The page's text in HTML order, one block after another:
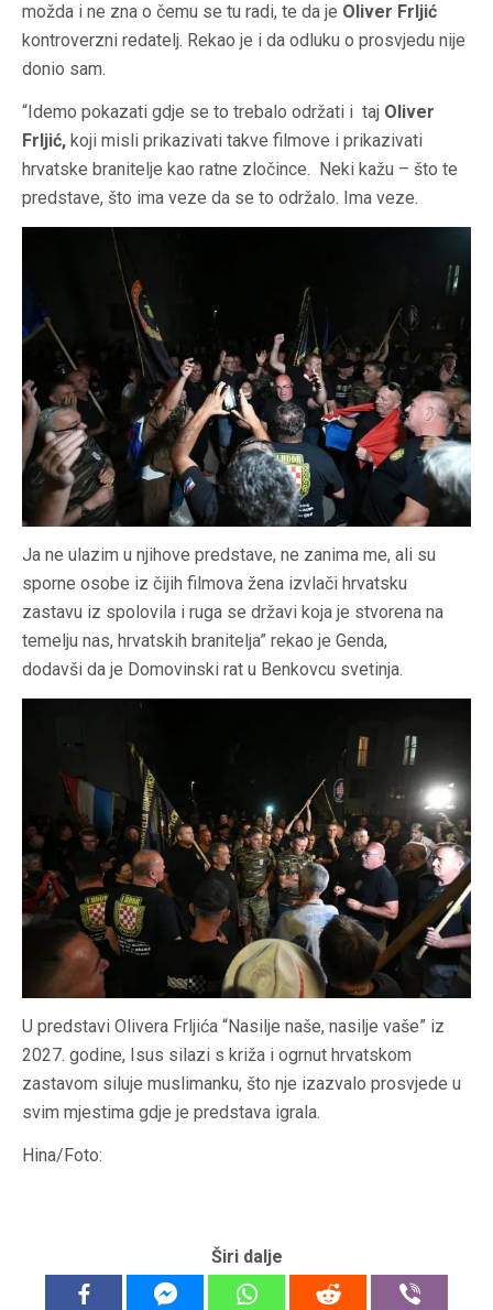
možda i ne zna o čemu se tu radi, te da je Oliver Frljić
kontroverzni redatelj. Rekao je i da odluku o prosvjedu nije
donio sam.
“Idemo pokazati gdje se to trebalo održati i taj Oliver
Frljić, koji misli prikazivati takve filmove i prikazivati
hrvatske branitelje kao ratne zločince. Neki kažu – što te
predstave, što ima veze da se to održalo. Ima veze.
Ja ne ulazim u njihove predstave, ne zanima me, ali su
sporne osobe iz čijih filmova žena izvlači hrvatsku
zastavu iz spolovila i ruga se državi koja je stvorena na
temelju nas, hrvatskih branitelja” rekao je Genda,
dodavši da je Domovinski rat u Benkovcu svetinja.
U predstavi Olivera Frljića “Nasilje naše, nasilje vaše” iz
2027. godine, Isus silazi s križa i ogrnut hrvatskom
zastavom siluje muslimanku, što nje izazvalo prosvjede u
svim mjestima gdje je predstava igrala.
Hina/Foto:
Širi dalje